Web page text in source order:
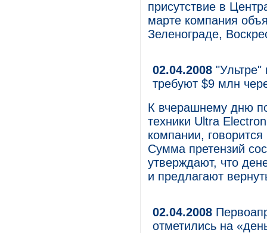
присутствие в
марте компания
Зеленограде,
02.04.2008
требуют $9 млн
К вчерашнему дню
техники Ultra
компании,
Сумма претензий
утверждают, что
и предлагают
02.04.2008
отметились на